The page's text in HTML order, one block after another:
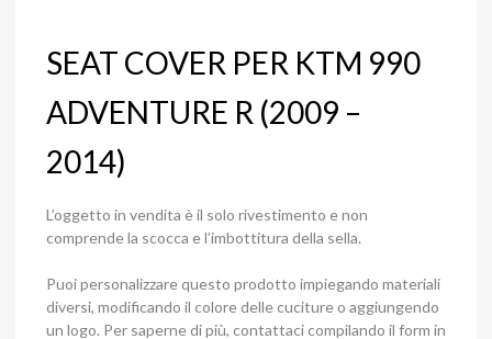
SEAT COVER PER KTM 990
ADVENTURE R (2009 –
2014)
L’oggetto in vendita è il solo rivestimento e non
comprende la scocca e l’imbottitura della sella.
Puoi personalizzare questo prodotto impiegando materiali
diversi, modificando il colore delle cuciture o aggiungendo
un logo. Per saperne di più, contattaci compilando il form in